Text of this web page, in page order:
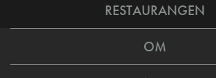
RESTAURANGEN
OM